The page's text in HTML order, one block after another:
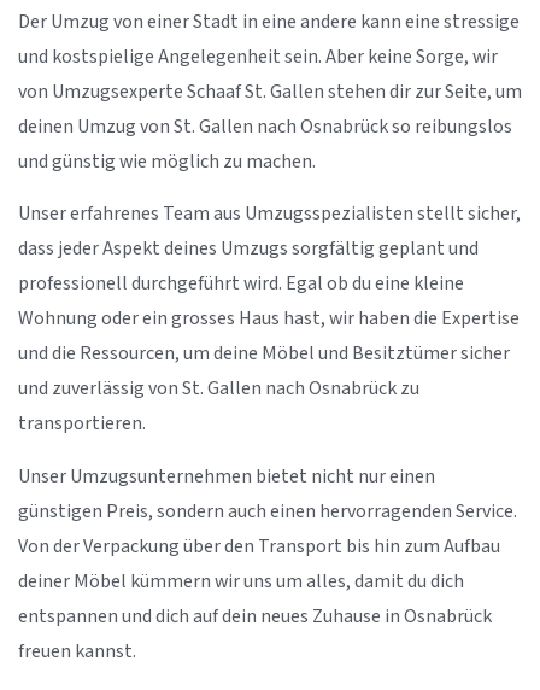
Der Umzug von einer Stadt in eine andere kann eine stressige
und kostspielige Angelegenheit sein. Aber keine Sorge, wir
von Umzugsexperte Schaaf St. Gallen stehen dir zur Seite, um
deinen Umzug von St. Gallen nach Osnabrück so reibungslos
und günstig wie möglich zu machen.
Unser erfahrenes Team aus Umzugsspezialisten stellt sicher,
dass jeder Aspekt deines Umzugs sorgfältig geplant und
professionell durchgeführt wird. Egal ob du eine kleine
Wohnung oder ein grosses Haus hast, wir haben die Expertise
und die Ressourcen, um deine Möbel und Besitztümer sicher
und zuverlässig von St. Gallen nach Osnabrück zu
transportieren.
Unser Umzugsunternehmen bietet nicht nur einen
günstigen Preis, sondern auch einen hervorragenden Service.
Von der Verpackung über den Transport bis hin zum Aufbau
deiner Möbel kümmern wir uns um alles, damit du dich
entspannen und dich auf dein neues Zuhause in Osnabrück
freuen kannst.